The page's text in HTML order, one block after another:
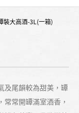
裝大高酒-3L(一箱)
及尾韻較為甜美，罈
常開罈滿室酒香，